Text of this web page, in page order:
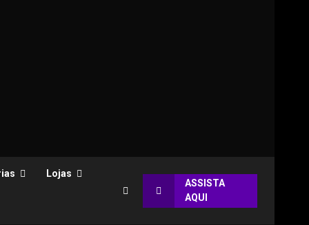
Lojas
ASSISTA
AQUI